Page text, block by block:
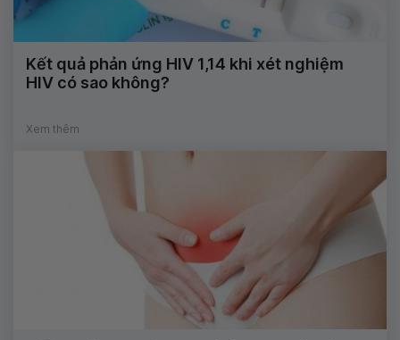
Kết quả phản ứng HIV 1,14 khi xét nghiệm
HIV có sao không?
Xem thêm